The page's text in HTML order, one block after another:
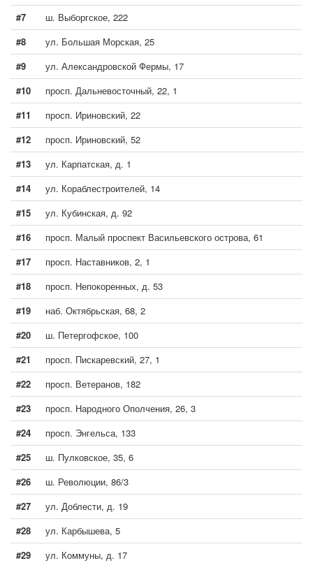
#7
ш. Выборгское, 222
#8
ул. Большая Морская, 25
#9
ул. Александровской Фермы, 17
#10
просп. Дальневосточный, 22, 1
#11
просп. Ириновский, 22
#12
просп. Ириновский, 52
#13
ул. Карпатская, д. 1
#14
ул. Кораблестроителей, 14
#15
ул. Кубинская, д. 92
#16
просп. Малый проспект Васильевского острова, 61
#17
просп. Наставников, 2, 1
#18
просп. Непокоренных, д. 53
#19
наб. Октябрьская, 68, 2
#20
ш. Петергофское, 100
#21
просп. Пискаревский, 27, 1
#22
просп. Ветеранов, 182
#23
просп. Народного Ополчения, 26, 3
#24
просп. Энгельса, 133
#25
ш. Пулковское, 35, 6
#26
ш. Революции, 86/3
#27
ул. Доблести, д. 19
#28
ул. Карбышева, 5
#29
ул. Коммуны, д. 17